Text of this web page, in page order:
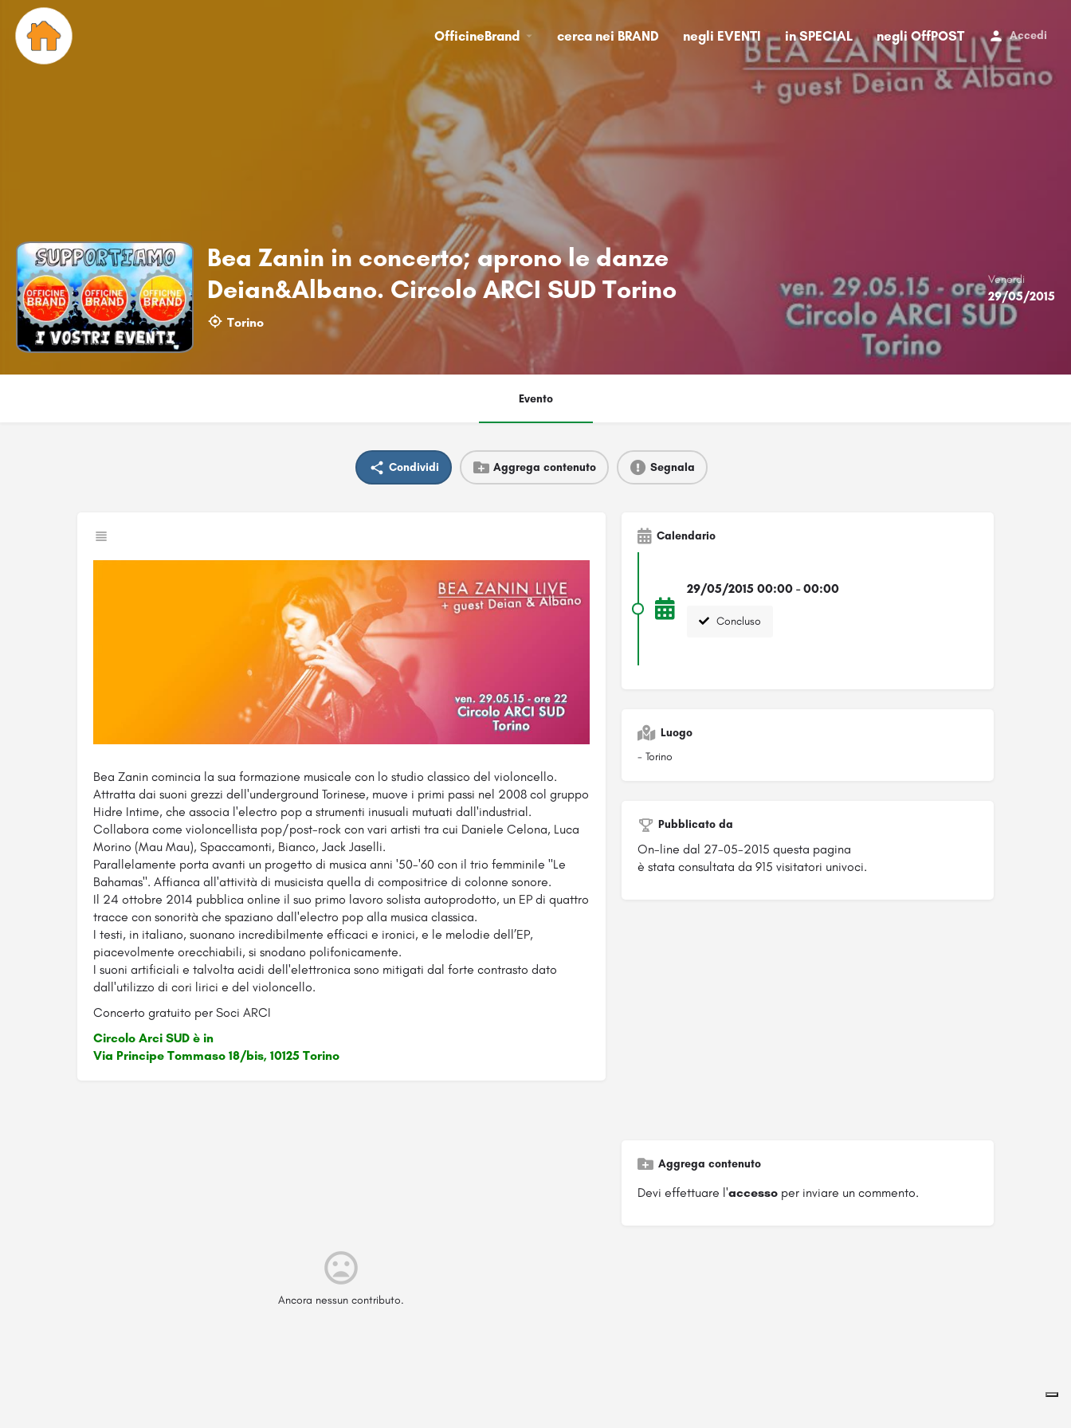
OfficineBrand cerca nei BRAND negli EVENTI in SPECIAL negli OffPOST Accedi
Bea Zanin in concerto; aprono le danze
Deian&Albano. Circolo ARCI SUD Torino
Torino
Venerdi
29/05/2015
Evento
Condividi Aggrega contenuto Segnala
Bea Zanin comincia la sua formazione musicale con lo studio classico del violoncello.
Attratta dai suoni grezzi dell'underground Torinese, muove i primi passi nel 2008 col gruppo
Hidre Intime, che associa l'electro pop a strumenti inusuali mutuati dall'industrial.
Collabora come violoncellista pop/post-rock con vari artisti tra cui Daniele Celona, Luca
Morino (Mau Mau), Spaccamonti, Bianco, Jack Jaselli.
Parallelamente porta avanti un progetto di musica anni '50-'60 con il trio femminile "Le
Bahamas". Affianca all'attività di musicista quella di compositrice di colonne sonore.
Il 24 ottobre 2014 pubblica online il suo primo lavoro solista autoprodotto, un EP di quattro
tracce con sonorità che spaziano dall'electro pop alla musica classica.
I testi, in italiano, suonano incredibilmente efficaci e ironici, e le melodie dell’EP,
piacevolmente orecchiabili, si snodano polifonicamente.
I suoni artificiali e talvolta acidi dell'elettronica sono mitigati dal forte contrasto dato
dall'utilizzo di cori lirici e del violoncello.
Concerto gratuito per Soci ARCI
Circolo Arci SUD è in
Via Principe Tommaso 18/bis, 10125 Torino
Calendario
29/05/2015 00:00 - 00:00
Concluso
Luogo
- Torino
Pubblicato da
On-line dal 27-05-2015 questa pagina
è stata consultata da 915 visitatori univoci.
Ancora nessun contributo.
Aggrega contenuto
Devi effettuare l'accessoper inviare un commento.